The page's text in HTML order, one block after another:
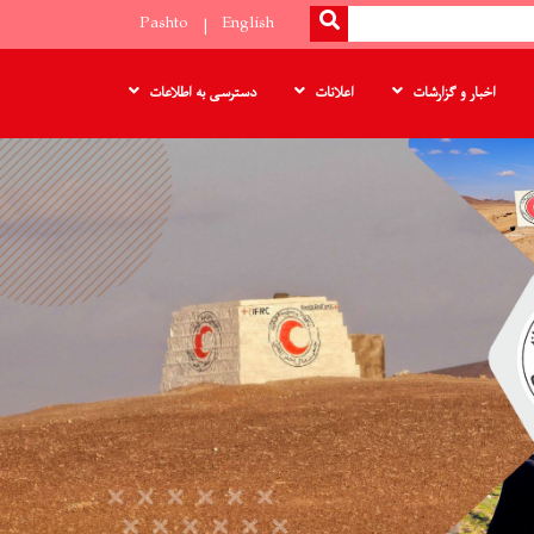
SEARCH
English
Pashto
اخبار و گزارشات اعلانات دسترسی به اطلاعات